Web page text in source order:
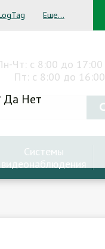
Еще...
Да Нет
Чт: с 8:00 до 17:00
Пт: с 8:00 до 16:00
Системы
видеонаблюдения